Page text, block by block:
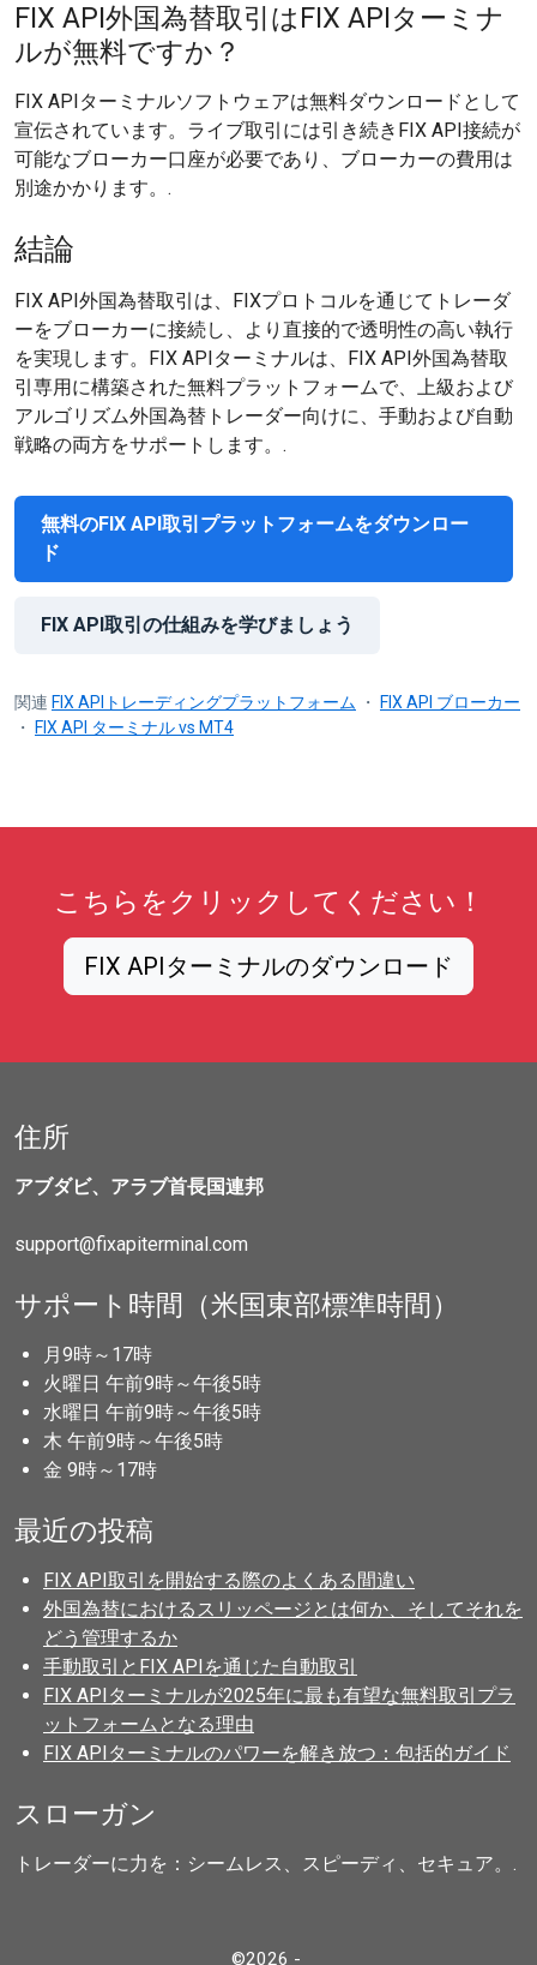
FIX API外国為替取引はFIX APIターミナ
ルが無料ですか？
FIX APIターミナルソフトウェアは無料ダウンロードとして
宣伝されています。ライブ取引には引き続きFIX API接続が
可能なブローカー口座が必要であり、ブローカーの費用は
別途かかります。.
結論
FIX API外国為替取引は、FIXプロトコルを通じてトレーダ
ーをブローカーに接続し、より直接的で透明性の高い執行
を実現します。FIX APIターミナルは、FIX API外国為替取
引専用に構築された無料プラットフォームで、上級および
アルゴリズム外国為替トレーダー向けに、手動および自動
戦略の両方をサポートします。.
無料のFIX API取引プラットフォームをダウンロー
ド
FIX API取引の仕組みを学びましょう
関連 FIX APIトレーディングプラットフォーム ・
FIX API ブローカー
・
FIX API ターミナル vs MT4
こちらをクリックしてください！
FIX APIターミナルのダウンロード
住所
アブダビ、アラブ首長国連邦
support@fixapiterminal.com
サポート時間（米国東部標準時間）
月9時～17時
火曜日 午前9時～午後5時
水曜日 午前9時～午後5時
木 午前9時～午後5時
金 9時～17時
最近の投稿
FIX API取引を開始する際のよくある間違い
外国為替におけるスリッページとは何か、そしてそれを
どう管理するか
手動取引とFIX APIを通じた自動取引
FIX APIターミナルが2025年に最も有望な無料取引プラ
ットフォームとなる理由
FIX APIターミナルのパワーを解き放つ：包括的ガイド
スローガン
トレーダーに力を：シームレス、スピーディ、セキュア。.
©2026 -